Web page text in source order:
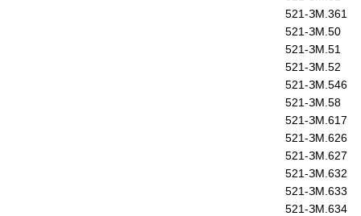
521-ЗМ.361
521-ЗМ.50
521-ЗМ.51
521-ЗМ.52
521-ЗМ.546
521-ЗМ.58
521-ЗМ.617
521-ЗМ.626
521-ЗМ.627
521-ЗМ.632
521-ЗМ.633
521-ЗМ.634